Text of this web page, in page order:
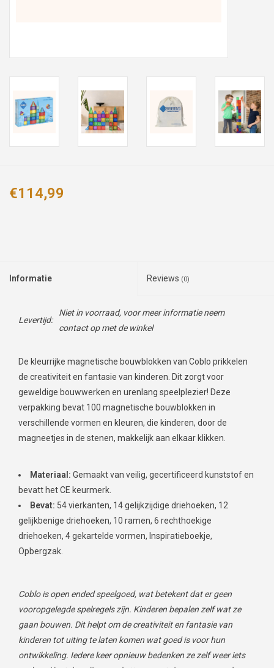
€114,99
Informatie Reviews (0)
Levertijd:
Niet in voorraad, voor meer informatie neem
contact op met de winkel
De kleurrijke magnetische bouwblokken van Coblo prikkelen
de creativiteit en fantasie van kinderen. Dit zorgt voor
geweldige bouwwerken en urenlang speelplezier! Deze
verpakking bevat 100 magnetische bouwblokken in
verschillende vormen en kleuren, die kinderen, door de
magneetjes in de stenen, makkelijk aan elkaar klikken.
Materiaal: Gemaakt van veilig, gecertificeerd kunststof en
bevatt het CE keurmerk.
Bevat: 54 vierkanten, 14 gelijkzijdige driehoeken, 12
gelijkbenige driehoeken, 10 ramen, 6 rechthoekige
driehoeken, 4 gekartelde vormen, Inspiratieboekje,
Opbergzak.
Coblo is open ended speelgoed, wat betekent dat er geen
vooropgelegde spelregels zijn. Kinderen bepalen zelf wat ze
gaan bouwen. Dit helpt om de creativiteit en fantasie van
kinderen tot uiting te laten komen wat goed is voor hun
ontwikkeling. Iedere keer opnieuw bedenken ze zelf weer iets